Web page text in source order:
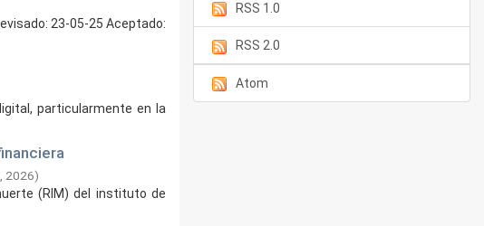
23-05-25 Aceptado:
particularmente en la
2026)
(RIM) del instituto de
RSS 1.0
RSS 2.0
Atom